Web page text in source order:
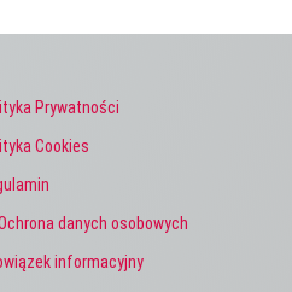
Prywatności
Cookies
danych osobowych
informacyjny